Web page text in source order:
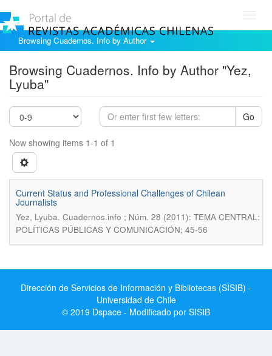
Browsing Cuadernos. Info by Author
Browsing Cuadernos. Info by Author "Yez,
Lyuba"
Go
Now showing items 1-1 of 1
Current Status and Professional Challenges of Chilean
Journalists
Yez, Lyuba. Cuadernos.info ; Núm. 28 (2011): TEMA CENTRAL:
POLÍTICAS PÚBLICAS Y COMUNICACIÓN; 45-56
Dirección de Servicios de Información y Bibliotecas (SISIB) -
Universidad de Chile
© 2019 Dspace - Modificado por SISIB